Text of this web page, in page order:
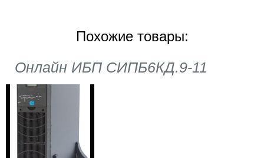
Похожие товары:
Онлайн ИБП СИПБ6КД.9-11